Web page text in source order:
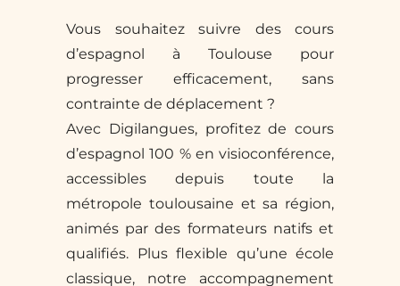
Vous souhaitez suivre des cours
d’espagnol à Toulouse pour
progresser efficacement, sans
contrainte de déplacement ?
Avec Digilangues, profitez de cours
d’espagnol 100 % en visioconférence,
accessibles depuis toute la
métropole toulousaine et sa région,
animés par des formateurs natifs et
qualifiés. Plus flexible qu’une école
classique, notre accompagnement